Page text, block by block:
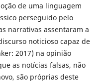
de uma linguagem
perseguido pelo
narrativas assentaram a
noticioso capaz de
2017) na opinião
as notícias falsas, não
são próprias deste